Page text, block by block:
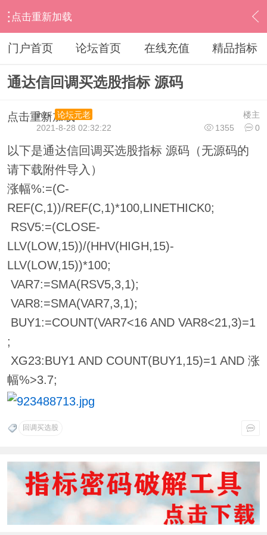
点击重新加载
› 通达信指标公式 › 条件选股公式 › 内容
门户首页 论坛首页 在线充值 精品指标
通达信回调买选股指标 源码
点击重新加载 楼主
ihzx
论坛元老
1355
0
2021-8-28 02:32:22
以下是通达信回调买选股指标 源码（无源码的
请下载附件导入）
涨幅%:=(C-
REF(C,1))/REF(C,1)*100,LINETHICK0;
RSV5:=(CLOSE-
LLV(LOW,15))/(HHV(HIGH,15)-
LLV(LOW,15))*100;
VAR7:=SMA(RSV5,3,1);
VAR8:=SMA(VAR7,3,1);
BUY1:=COUNT(VAR7<16 AND VAR8<21,3)=1
;
XG23:BUY1 AND COUNT(BUY1,15)=1 AND 涨
幅%>3.7;
回调买选股